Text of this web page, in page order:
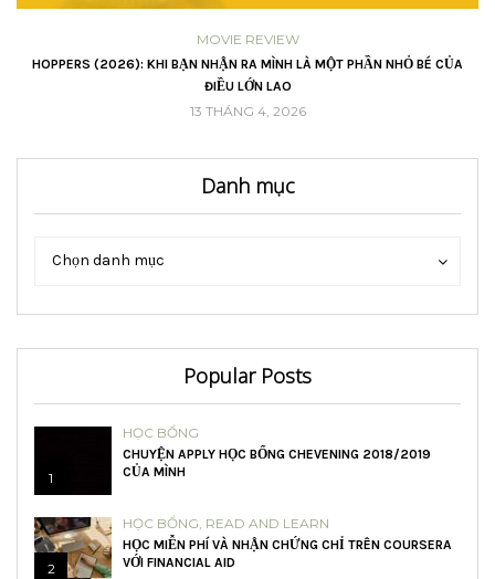
MOVIE REVIEW
HOPPERS (2026): KHI BẠN NHẬN RA MÌNH LÀ MỘT PHẦN NHỎ BÉ CỦA
ĐIỀU LỚN LAO
13 THÁNG 4, 2026
Danh mục
Chọn danh mục
Danh
Popular Posts
1
HỌC BỔNG
CHUYỆN APPLY HỌC BỔNG CHEVENING 2018/2019
CỦA MÌNH
2
HỌC BỔNG READ AND LEARN
HỌC MIỄN PHÍ VÀ NHẬN CHỨNG CHỈ TRÊN COURSERA
VỚI FINANCIAL AID